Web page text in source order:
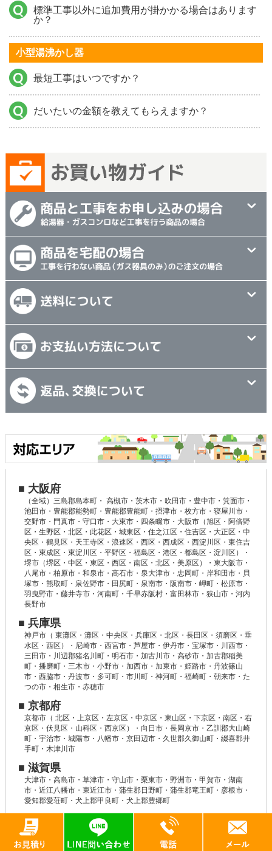
標準工事以外に追加費用が掛かかる場合はあります
か？
小型湯沸かし器
最短工事はいつですか？
だいたいの金額を教えてもらえますか？
■ 大阪府
（全域）三島郡島本町・ 高槻市・茨木市・吹田市・豊中市・箕面市・
池田市・豊能郡能勢町・豊能郡豊能町・摂津市・枚方市・寝屋川市・
交野市・門真市・守口市・大東市・四条畷市・大阪市（旭区・阿倍野
区・生野区・北区・此花区・城東区・住之江区・住吉区・大正区・中
央区・鶴見区・天王寺区・浪速区・西区・西成区・西淀川区・東住吉
区・東成区・東淀川区・平野区・福島区・港区・都島区・淀川区）・
堺市（堺区・中区・東区・西区・南区・北区・美原区）・東大阪市・
八尾市・柏原市・和泉市・高石市・泉大津市・忠岡町・岸和田市・貝
塚市・熊取町・泉佐野市・田尻町・泉南市・阪南市・岬町・松原市・
羽曳野市・藤井寺市・河南町・千早赤阪村・富田林市・狭山市・河内
長野市
■ 兵庫県
神戸市（ 東灘区・灘区・中央区・兵庫区・北区・長田区・須磨区・垂
水区・西区）・尼崎市・西宮市・芦屋市・伊丹市・宝塚市・川西市・
三田市・川辺郡猪名川町・明石市・加古川市・高砂市・加古郡稲美
町・播磨町・三木市・小野市・加西市・加東市・姫路市・丹波篠山
市・西脇市・丹波市・多可町・市川町・神河町・福崎町・朝来市・た
つの市・相生市・赤穂市
■ 京都府
京都市（ 北区・上京区・左京区・中京区・東山区・下京区・南区・右
京区・伏見区・山科区・西京区）・向日市・長岡京市・乙訓郡大山崎
町・宇治市・城陽市・八幡市・京田辺市・久世郡久御山町・綴喜郡井
手町・木津川市
■ 滋賀県
大津市・高島市・草津市・守山市・栗東市・野洲市・甲賀市・湖南
市・近江八幡市・東近江市・蒲生郡日野町・蒲生郡竜王町・彦根市・
愛知郡愛荘町・犬上郡甲良町・犬上郡豊郷町
■ 和歌山県
和歌山市・岩出市・橋本市・かつらぎ町・紀の川市